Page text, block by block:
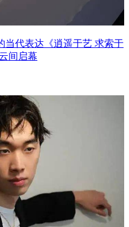
当代表达《逍遥于艺 求索于
间启幕